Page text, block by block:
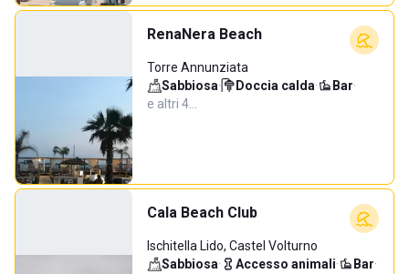
RenaNera Beach
Torre Annunziata
Sabbiosa· Doccia calda· Bar·
e altri 4…
Cala Beach Club
Ischitella Lido, Castel Volturno
Sabbiosa· Accesso animali· Bar·